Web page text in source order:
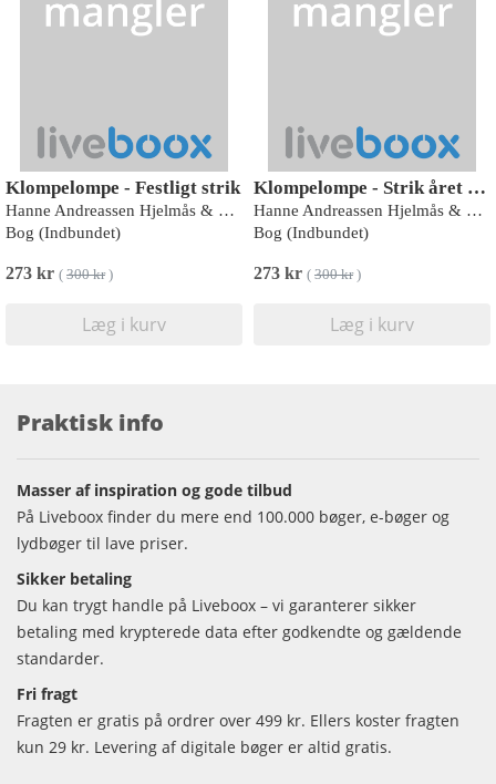
Klompelompe - Festligt strik
Hanne Andreassen Hjelmås & Torunn Steinsland
Bog (Indbundet)
273 kr ( 300 kr)
Læg i kurv
Klompelompe - Strik året rundt
Hanne Andreassen Hjelmås & Torunn Steinsland
Bog (Indbundet)
273 kr ( 300 kr)
Læg i kurv
Praktisk info
Masser af inspiration og gode tilbud
På Liveboox finder du mere end 100.000 bøger, e-bøger og
lydbøger til lave priser.
Sikker betaling
Du kan trygt handle på Liveboox – vi garanterer sikker
betaling med krypterede data efter godkendte og gældende
standarder.
Fri fragt
Fragten er gratis på ordrer over 499 kr. Ellers koster fragten
kun 29 kr. Levering af digitale bøger er altid gratis.